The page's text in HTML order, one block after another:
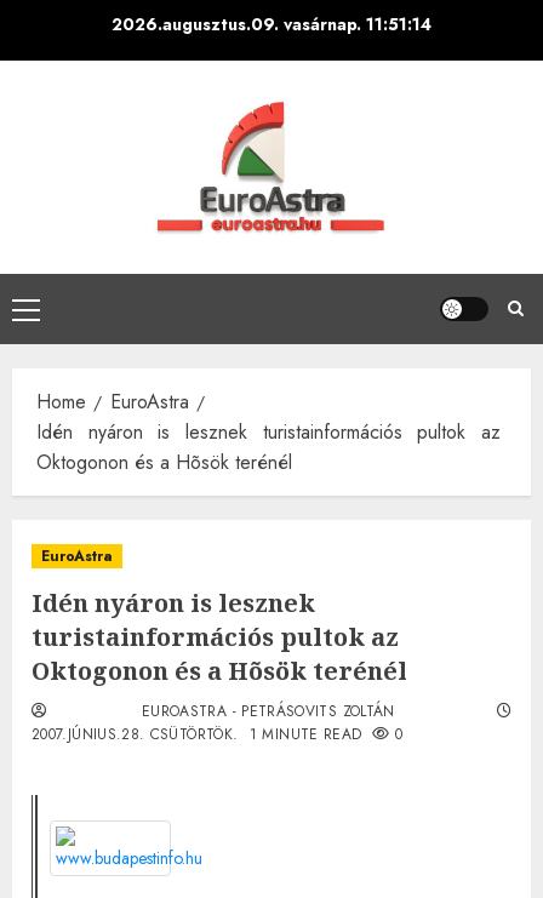
2026.augusztus.09. vasárnap. 11:51:15
Primary
Menu
Home
EuroAstra
Idén nyáron is lesznek turistainformációs pultok az
Oktogonon és a Hõsök terénél
EuroAstra
Idén nyáron is lesznek
turistainformációs pultok az
Oktogonon és a Hõsök terénél
EUROASTRA - PETRÁSOVITS ZOLTÁN
2007.JÚNIUS.28. CSÜTÖRTÖK.
1 MINUTE READ 0